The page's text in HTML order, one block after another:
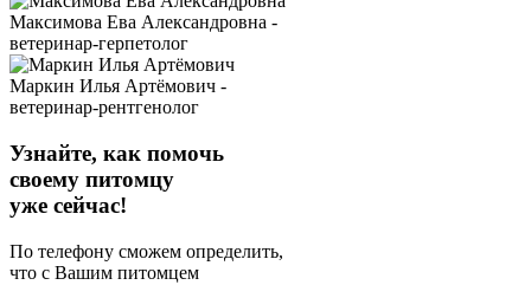
Максимова Ева Александровна -
ветеринар-герпетолог
Маркин Илья Артёмович -
ветеринар-рентгенолог
Узнайте, как помочь
своему питомцу
уже сейчас!
По телефону сможем определить,
что с Вашим питомцем